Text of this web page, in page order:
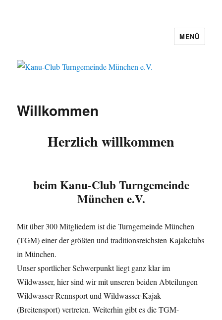
Kanu-Club Turngemeinde München
e.V.
MENÜ
Willkommen
Herzlich willkommen
beim Kanu-Club Turngemeinde
München e.V.
Mit über 300 Mitgliedern ist die Turngemeinde München
(TGM) einer der größten und traditionsreichsten Kajakclubs
in München.
Unser sportlicher Schwerpunkt liegt ganz klar im
Wildwasser, hier sind wir mit unseren beiden Abteilungen
Wildwasser-Rennsport und Wildwasser-Kajak
(Breitensport) vertreten. Weiterhin gibt es die TGM-